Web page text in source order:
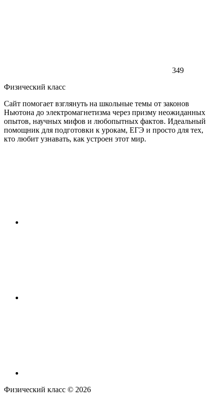
349
Физический класс
Сайт помогает взглянуть на школьные темы от законов
Ньютона до электромагнетизма через призму неожиданных
опытов, научных мифов и любопытных фактов. Идеальный
помощник для подготовки к урокам, ЕГЭ и просто для тех,
кто любит узнавать, как устроен этот мир.
Физический класс © 2026